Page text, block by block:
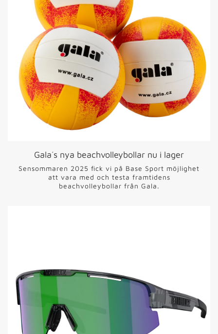
Gala´s nya beachvolleybollar nu i lager
Sensommaren 2025 fick vi på Base Sport möjlighet
att vara med och testa framtidens
beachvolleybollar från Gala.